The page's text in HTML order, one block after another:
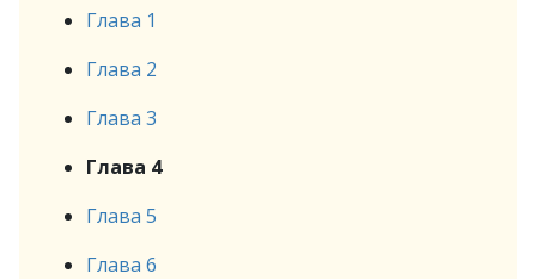
Глава 1
Глава 2
Глава 3
Глава 4
Глава 5
Глава 6